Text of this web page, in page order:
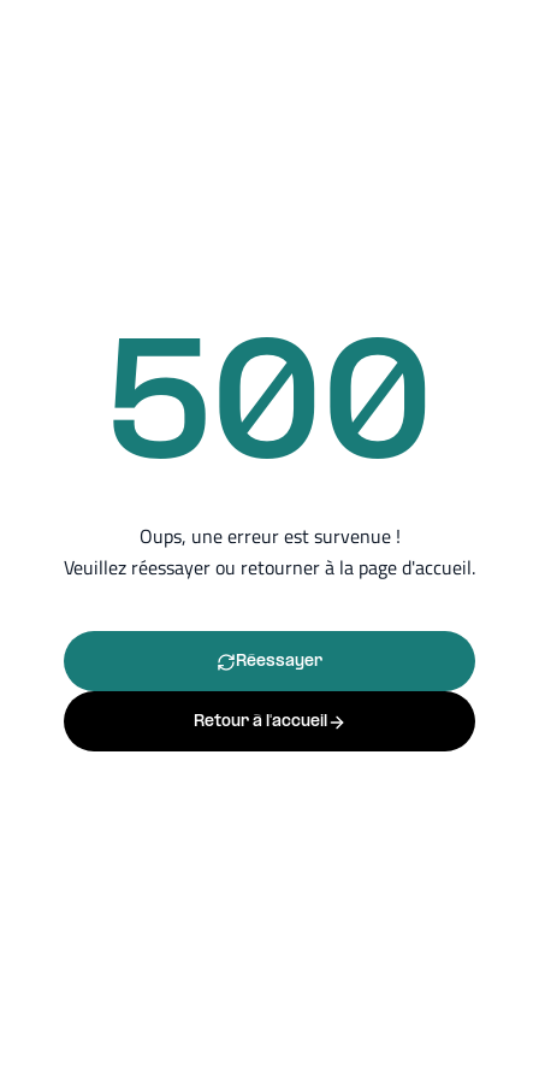
500
Oups, une erreur est survenue !
Veuillez réessayer ou retourner à la page d'accueil.
Réessayer
Retour à l'accueil